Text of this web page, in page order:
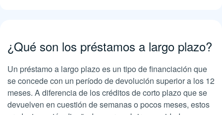
¿Qué son los préstamos a largo plazo?
Un préstamo a largo plazo es un tipo de financiación que
se concede con un período de devolución superior a los 12
meses. A diferencia de los créditos de corto plazo que se
devuelven en cuestión de semanas o pocos meses, estos